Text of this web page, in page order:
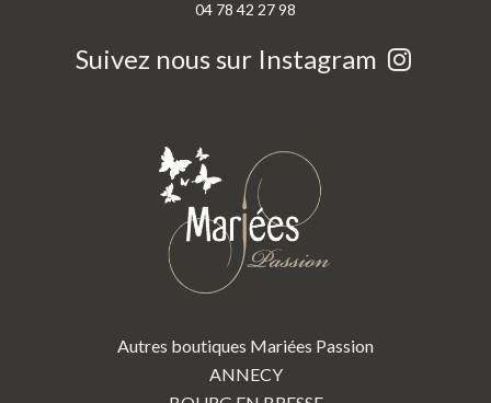
04 78 42 27 98
Suivez nous sur Instagram
Autres boutiques Mariées Passion
ANNECY